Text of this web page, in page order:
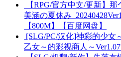
【RPG/官方中文/更新】
美涵の夏休み
【800M】【百度网盘】
[SLG/PC/汉化]神彩的少女
乙女～的彩视商人～